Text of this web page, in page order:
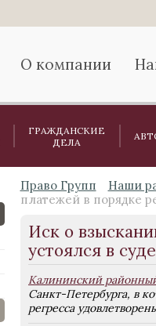
О компании
ГРАЖДАНСКИЕ
ДЕЛА
Право Групп Наши
платежей в порядке
Иск о
устоялся в суде
Калининский
Санкт-Петербурга, в
регресса